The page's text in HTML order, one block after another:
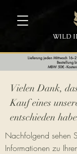
WILD
Lieferung jeden Mittwoch
Bestellung
MBW 50€ -
Vielen Dank,
Kauf eines
entschieden
Nachfolgend sehen
Informationen zu